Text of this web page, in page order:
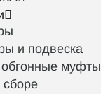
и подвеска
муфты
сборе